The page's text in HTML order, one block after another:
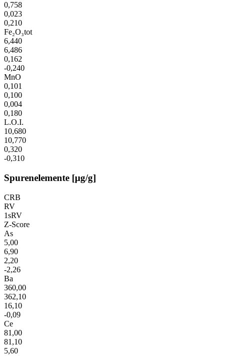
0,758
0,023
0,210
Fe₂O₃tot
6,440
6,486
0,162
-0,240
MnO
0,101
0,100
0,004
0,180
L.O.I.
10,680
10,770
0,320
-0,310
Spurenelemente [µg/g]
CRB
RV
1sRV
Z-Score
As
5,00
6,90
2,20
-2,26
Ba
360,00
362,10
16,10
-0,09
Ce
81,00
81,10
5,60